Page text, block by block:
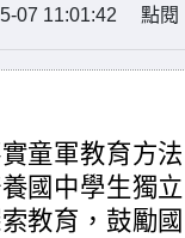
07 11:01:42 點閱
童軍教育方
國中學生獨
教育，鼓勵